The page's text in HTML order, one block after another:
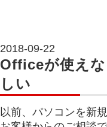
2018-09-22
Officeが使え
しい
以前、パソコンを新